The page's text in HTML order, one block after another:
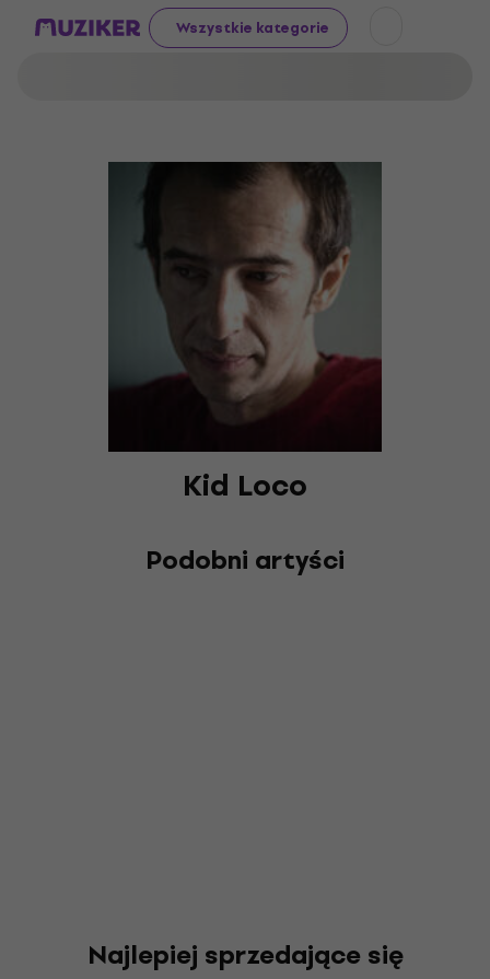
Wszystkie kategorie
Kid Loco
Podobni artyści
Najlepiej sprzedające się